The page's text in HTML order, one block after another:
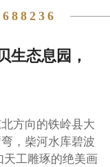
生态息园，
方向的铁岭县大
，柴河水库碧波
工雕琢的绝美画